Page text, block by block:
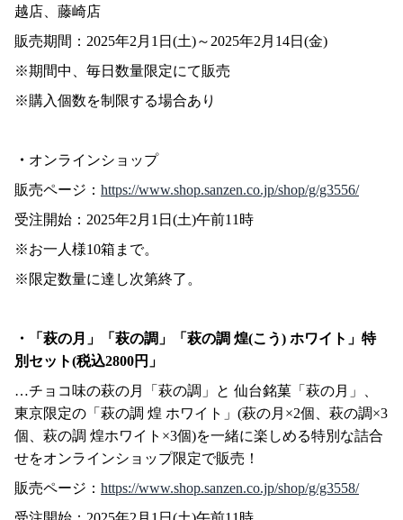
越店、藤崎店
販売期間：2025年2月1日(土)～2025年2月14日(金)
※期間中、毎日数量限定にて販売
※購入個数を制限する場合あり
・ オンラインショップ
販売ページ： https://www.shop.sanzen.co.jp/shop/g/g3556/
受注開始：2025年2月1日(土)午前11時
※お一人様10箱まで。
※限定数量に達し次第終了。
・「萩の月」「萩の調」「萩の調 煌(こう) ホワイト」特
別セット(税込2800円」
…チョコ味の萩の月「萩の調」と 仙台銘菓「萩の月」、
東京限定の「萩の調 煌 ホワイト」(萩の月×2個、萩の調×3
個、萩の調 煌ホワイト×3個)を一緒に楽しめる特別な詰合
せをオンラインショップ限定で販売！
販売ページ： https://www.shop.sanzen.co.jp/shop/g/g3558/